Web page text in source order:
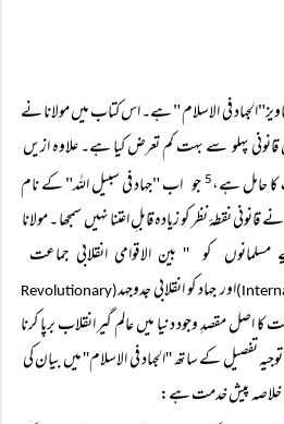
فی الاسلام " ہے۔ اس کتاب میں مولانا نے
قانونی پہلو سے بہت کم تعرض کیا ہے۔ علاوہ ازیں
کا حامل ہے،5جو اب "جہاد فی سبیل اللہ" کے نام
نقطۂ نظر کو زیادہ قابلِ اعتنا نہیں سمجھا ۔ مولانا
کو '' بین الاقوامی انقلابی جماعت
اور جہاد کو انقلابی جدوجہد (Revolutionary
اصل مقصدِ وجود دنیا میں عالم گیر انقلاب برپا کرنا
تفصیل کے ساتھ ''الجہاد فی الاسلام'' میں بیان کی
خلاصہ پیش خدمت ہے: